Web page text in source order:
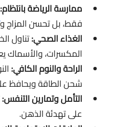
ممارسة الرياضة بانتظام:
فقط، بل تحسن المزاج و
الغذاء الصحي:تناول
المكسرات، والأسماك
الراحة والنوم الكافي:
شحن الطاقة ويحافظ
التأمل وتمارين التنفس:
على تهدئة الذهن.